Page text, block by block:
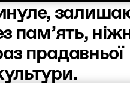
прадавньої